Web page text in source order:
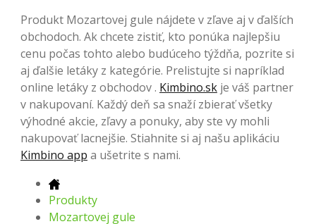
Produkt Mozartovej gule nájdete v zľave aj v ďalších
obchodoch. Ak chcete zistiť, kto ponúka najlepšiu
cenu počas tohto alebo budúceho týždňa, pozrite si
aj ďalšie letáky z kategórie. Prelistujte si napríklad
online letáky z obchodov . Kimbino.sk je váš partner
v nakupovaní. Každý deň sa snaží zbierať všetky
výhodné akcie, zľavy a ponuky, aby ste vy mohli
nakupovať lacnejšie. Stiahnite si aj našu aplikáciu
Kimbino app a ušetrite s nami.
Produkty
Mozartovej gule